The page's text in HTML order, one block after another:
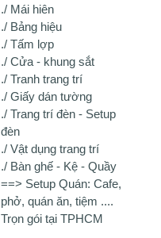
./ Mái hiên
./ Bảng hiệu
./ Tấm lợp
./ Cửa - khung sắt
./ Tranh trang trí
./ Giấy dán tường
./ Trang trí đèn - Setup
đèn
./ Vật dụng trang trí
./ Bàn ghế - Kệ - Quầy
==> Setup Quán: Cafe,
phở, quán ăn, tiệm ....
Trọn gói tại TPHCM